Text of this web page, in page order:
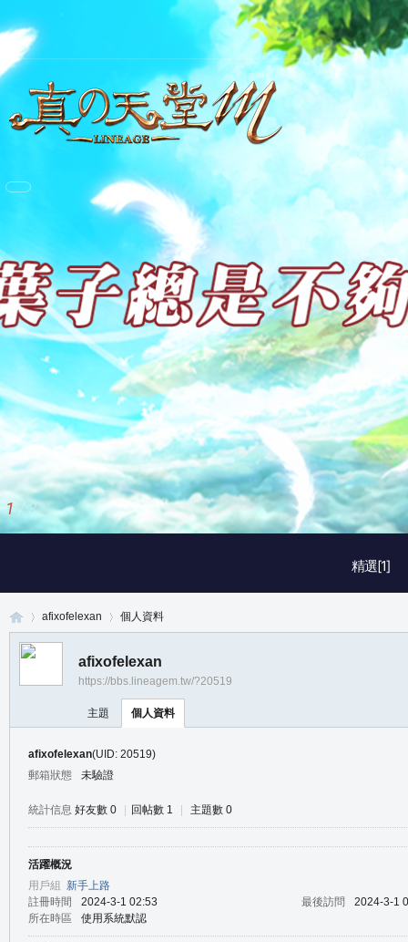
精選[1]
1 / 3
afixofelexan 個人資料
afixofelexan
https://bbs.lineagem.tw/?20519
主題 個人資料
afixofelexan(UID: 20519)
郵箱狀態
未驗證
統計信息 好友數 0 回帖數 1 主題數 0
活躍概況
用戶組 新手上路
註冊時間
2024-3-1 02:53 最後訪問
2024-3-1
所在時區
使用系統默認